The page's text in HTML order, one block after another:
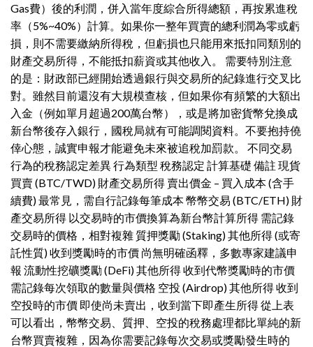
Gas費）後的利潤，併入當年度綜合所得總額，再按累進稅
率（5%~40%）計算。如果你一整年買賣的總利潤為零或虧
損，則不需要繳納所得稅，但虧損也只能用來抵扣同類別的
財產交易所得，不能抵扣薪資或其他收入。 需要特別注意
的是：財政部已經開始透過銀行與交易所的紀錄進行交叉比
對。雖然目前還沒有大規模查核，但如果你有頻繁的大額出
入金（例如單月超過200萬台幣），或是將加密貨幣兌換成
新台幣後存入銀行，國稅局就有可能調閱資料。不要抱持僥
倖心態，誠實申報才能避免未來被追稅加罰款。 不同交易
行為的稅務認定差異 行為類型 稅務認定 計算基礎 備註 現貨
買賣 (BTC/TWD) 財產交易所得 賣出價金 – 買入成本 (含手
續費) 最常見，需自行記錄每筆成本 幣幣交易 (BTC/ETH) 財
產交易所得 以交易時的市價換算為新台幣計算所得 需記錄
交易時的價格，相對複雜 質押獎勵 (Staking) 其他所得 (或寄
託性質) 收到獎勵時的市價 尚無明確函釋，多數專家建議申
報 流動性挖礦獎勵 (DeFi) 其他所得 收到代幣獎勵時的市價
需記錄每次領取的數量與價格 空投 (Airdrop) 其他所得 收到
空投時的市價 即使尚未賣出，收到當下即產生所得 從上表
可以看出，幣幣交易、質押、空投的稅務處理都比單純的新
台幣買賣複雜，因為你需要記錄每次交易或獎勵發生時的